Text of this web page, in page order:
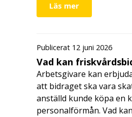
Läs mer
Publicerat 12 juni 2026
Vad kan
Arbetsgivare kan
att bidraget ska vara
anställd kunde köpa en
personalförmån. Vad